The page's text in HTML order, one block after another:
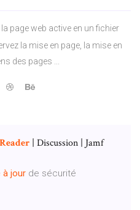
page web active en un fichier
la mise en page, la mise en
des pages ...
Reader | Discussion | Jamf
à jour de sécurité